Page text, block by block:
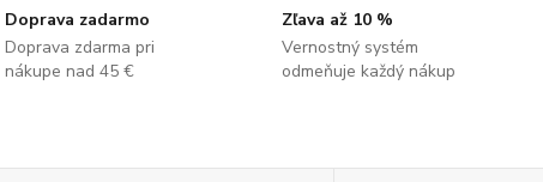
Doprava zadarmo
Doprava zdarma pri
nákupe nad 45 €
Zľava až 10 %
Vernostný systém
odmeňuje každý nákup